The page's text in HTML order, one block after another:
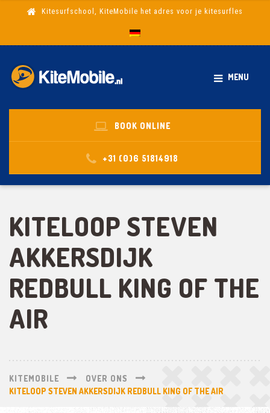
Kitesurfschool, KiteMobile het adres voor je kitesurfles
MENU
BOOK ONLINE
+31 (0)6 51814918
KITELOOP STEVEN
AKKERSDIJK
REDBULL KING OF THE
AIR
KITEMOBILE
OVER ONS
KITELOOP STEVEN AKKERSDIJK REDBULL KING OF THE AIR